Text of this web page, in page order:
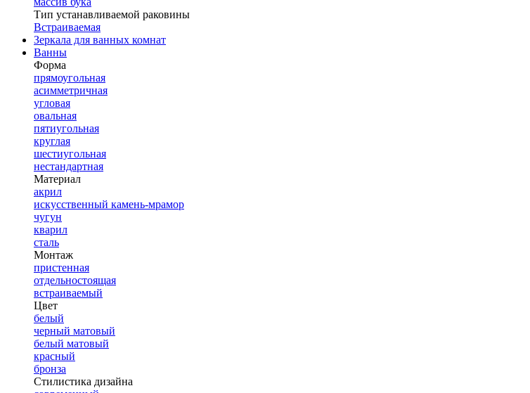
Тип устанавливаемой раковины
Встраиваемая
Зеркала для ванных комнат
Ванны
Форма
прямоугольная
асимметричная
угловая
овальная
пятиугольная
круглая
шестиугольная
нестандартная
Материал
акрил
искусственный камень-мрамор
чугун
кварил
сталь
Монтаж
пристенная
отдельностоящая
встраиваемый
Цвет
белый
черный матовый
белый матовый
красный
бронза
Стилистика дизайна